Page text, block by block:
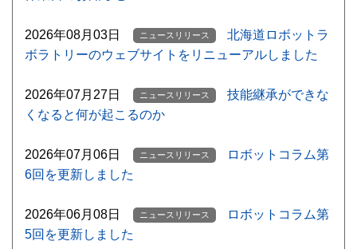
2026年08月03日 ニュースリリース
北海道ロボットラ
ボラトリーのウェブサイトをリニューアルしました
2026年07月27日 ニュースリリース
技能継承ができな
くなると何が起こるのか
2026年07月06日 ニュースリリース
ロボットコラム第
6回を更新しました
2026年06月08日 ニュースリリース
ロボットコラム第
5回を更新しました